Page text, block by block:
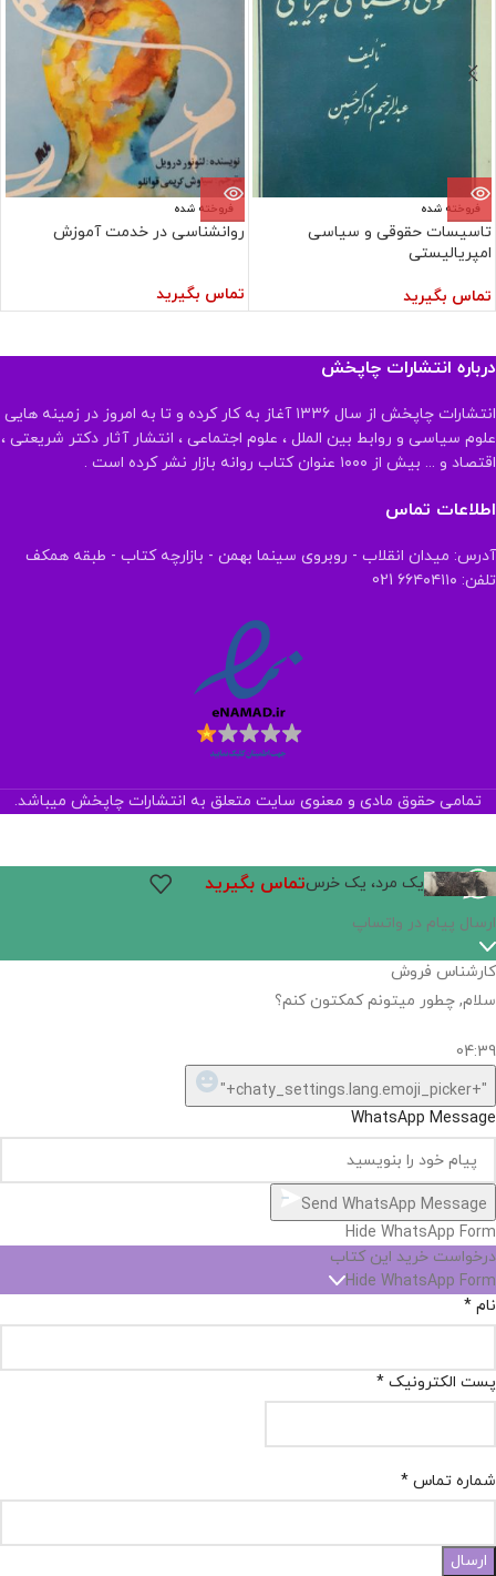
فروخته شده
تاسیسات حقوقی و سیاسی
امپریالیستی
تماس بگیرید
فروخته شده
روانشناسی در خدمت آموزش
تماس بگیرید
درباره انتشارات چاپخش
انتشارات چاپخش از سال ۱۳۳۶ آغاز به کار کرده و تا به امروز در زمینه هایی
علوم سیاسی و روابط بین الملل ، علوم اجتماعی ، انتشار آثار دکتر شریعتی ،
اقتصاد و ... بیش از ۱۰۰۰ عنوان کتاب روانه بازار نشر کرده است .
اطلاعات تماس
آدرس: میدان انقلاب - روبروی سینما بهمن - بازارچه کتاب - طبقه همکف
تلفن: ۶۶۴۰۴۱۱۰ 021
تمامی حقوق مادی و معنوی سایت متعلق به انتشارات چاپخش میباشد.
یک مرد، یک‌ خرستماس بگیرید
ارسال پیام در واتساپ
کارشناس فروش
سلام, چطور میتونم کمکتون کنم؟
04:39
"+chaty_settings.lang.emoji_picker+"
WhatsApp Message
Send WhatsApp Message
Hide WhatsApp Form
درخواست خرید این کتاب
Hide WhatsApp Form
نام *
پست الکترونیک *
شماره تماس *
ارسال